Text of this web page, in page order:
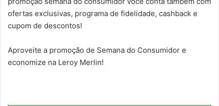
ofertas exclusivas, programa de fidelidade, cashback e
cupom de descontos!
Aproveite a promoção de Semana do Consumidor e
economize na Leroy Merlin!